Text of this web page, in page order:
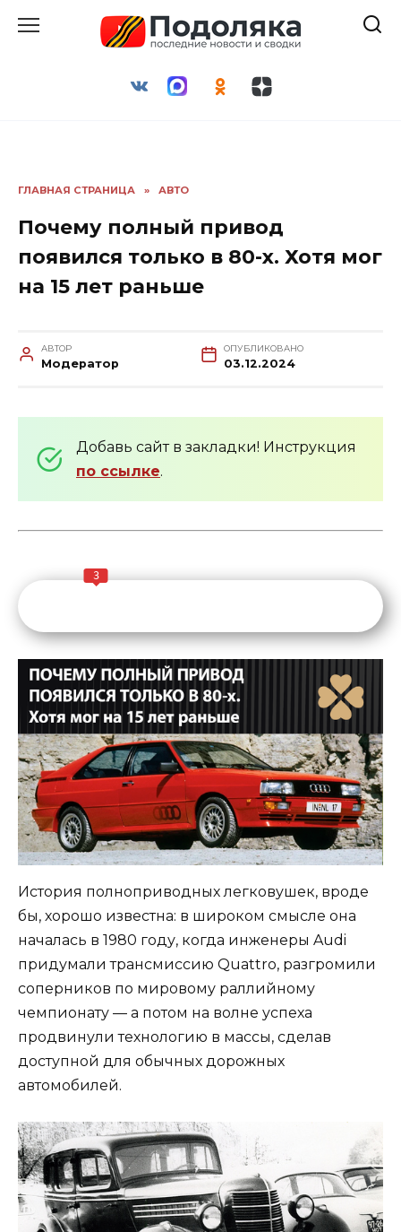
ГЛАВНАЯ СТРАНИЦА » АВТО
Почему полный привод
появился только в 80-х. Хотя мог
на 15 лет раньше
АВТОР
Модератор
ОПУБЛИКОВАНО
03.12.2024
Добавь сайт в закладки! Инструкция
по ссылке.
3
История полноприводных легковушек, вроде
бы, хорошо известна: в широком смысле она
началась в 1980 году, когда инженеры Audi
придумали трансмиссию Quattro, разгромили
соперников по мировому раллийному
чемпионату — а потом на волне успеха
продвинули технологию в массы, сделав
доступной для обычных дорожных
автомобилей.